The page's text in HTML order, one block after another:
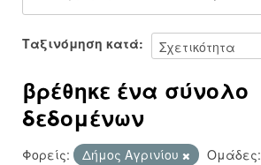
Σχετικά
Ταξινόμηση κατά
βρέθηκε ένα σύνολο
δεδομένων
Φορείς: Δήμος Αγρινίου Ομάδες: